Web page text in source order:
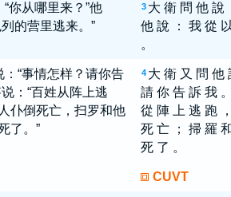
你从哪里来？”他
的营里逃来。”
3 大 衛 問 他 說
他 說 ： 我 從
。
：“事情怎样？请你告
：“百姓从阵上逃
仆倒死亡，扫罗和他
了。”
4 大 衛 又 問 他
請 你 告 訴 我
從 陣 上 逃 跑
死 亡 ； 掃 羅
死 了 。
CUVT